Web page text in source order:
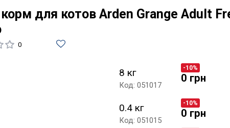
для котов Arden Grange Adult
0
8 кг
Код: 051017
-10%
0 грн
0.4 кг
Код: 051015
-10%
0 грн